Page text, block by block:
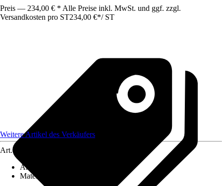
Preis — 234,00 € * Alle Preise inkl. MwSt. und ggf. zzgl.
Versandkosten pro ST234,00 €*/ ST
Weitere Artikel des Verkäufers
Art.-Nr.
Artikeltyp
Material